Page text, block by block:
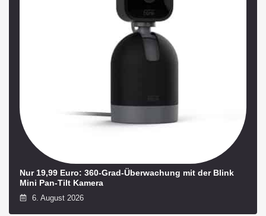
Nur 19,99 Euro: 360-Grad-Überwachung mit der Blink
Mini Pan-Tilt Kamera
6. August 2026